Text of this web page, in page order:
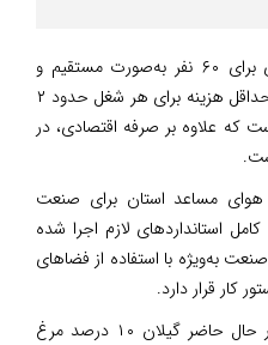
حق‌شناس افزود: این واحد تولیدی برای ۶۰ نفر به‌صورت مستقیم و
غیرمستقیم اشتغال ایجاد کرده و با حداقل هزینه برای هر شغل حدود ۲
که علاوه بر صرفه اقتصادی، در
هوای مساعد استان برای صنعت
استانداردهای لازم اجرا شده
به‌ویژه با استفاده از فضاهای
قرار دارد.
حق‌شناس در ادامه تصریح کرد: در حال حاضر گیلان ۱۰ درصد مرغ